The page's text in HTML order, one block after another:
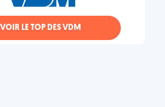
VOIR LE TOP DES VDM